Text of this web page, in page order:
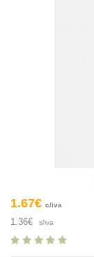
1.67€ c/iva
1.36€ s/iva